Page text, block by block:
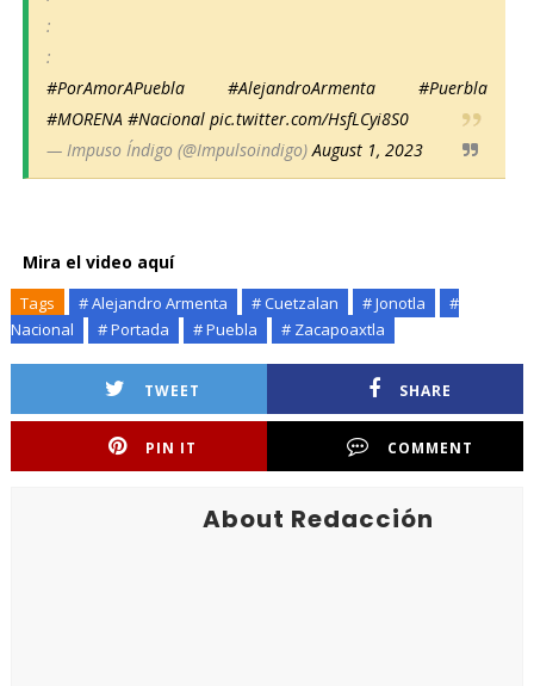
:
:
#PorAmorAPuebla
#AlejandroArmenta
#Puerbla
#MORENA #Nacional pic.twitter.com/HsfLCyi8S0
— Impuso Índigo (@Impulsoindigo)August 1, 2023
Mira el video aquí
Tags # Alejandro Armenta # Cuetzalan # Jonotla
#
Nacional
# Portada # Puebla # Zacapoaxtla
TWEET SHARE
PIN IT COMMENT
About Redacción